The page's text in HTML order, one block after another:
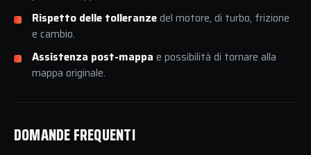
Rispetto delle tolleranzedel motore, di turbo, frizione
e cambio.
Assistenza post-mappa e possibilità di tornare alla
mappa originale.
DOMANDE FREQUENTI